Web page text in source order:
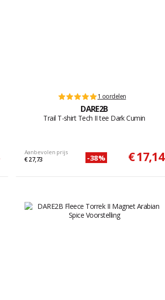
1 oordelen
DARE2B
Trail T-shirt Tech II tee Dark Cumin
Aanbevolen prijs
€ 27,73 -38% € 17,14